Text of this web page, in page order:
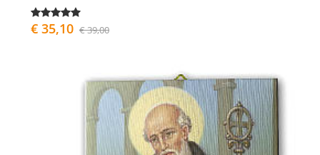
€ 35,10 € 39,00